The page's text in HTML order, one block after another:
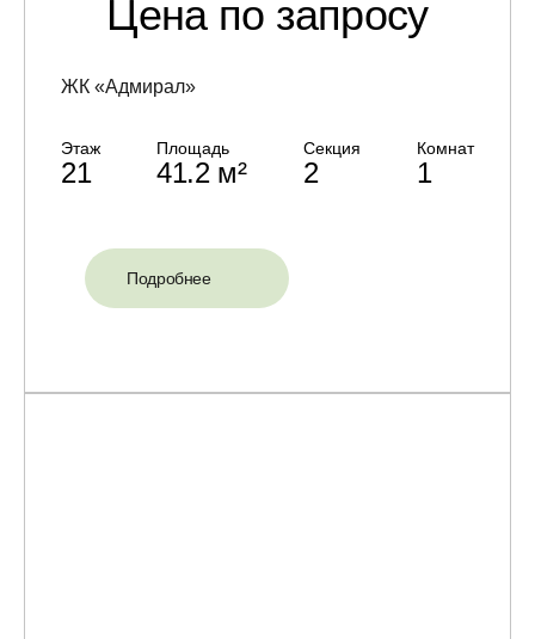
Цена по запросу
ЖК «Адмирал»
Этаж
21
Площадь
41.2 м²
Секция
2
Комнат
1
Подробнее